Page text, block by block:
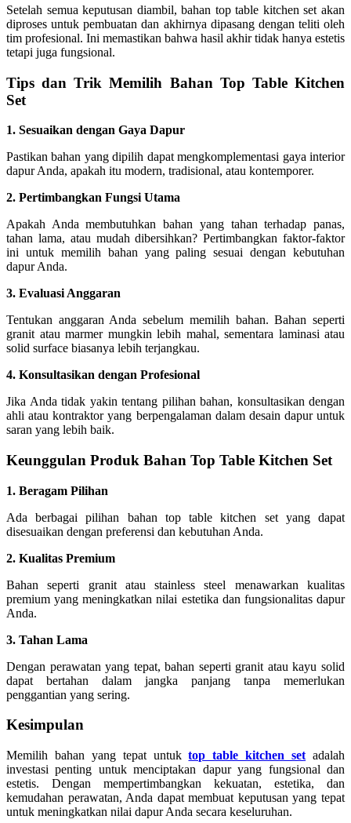
Setelah semua keputusan diambil, bahan top table kitchen set akan
diproses untuk pembuatan dan akhirnya dipasang dengan teliti oleh
tim profesional. Ini memastikan bahwa hasil akhir tidak hanya estetis
tetapi juga fungsional.
Tips dan Trik Memilih Bahan Top Table Kitchen
Set
1. Sesuaikan dengan Gaya Dapur
Pastikan bahan yang dipilih dapat mengkomplementasi gaya interior
dapur Anda, apakah itu modern, tradisional, atau kontemporer.
2. Pertimbangkan Fungsi Utama
Apakah Anda membutuhkan bahan yang tahan terhadap panas,
tahan lama, atau mudah dibersihkan? Pertimbangkan faktor-faktor
ini untuk memilih bahan yang paling sesuai dengan kebutuhan
dapur Anda.
3. Evaluasi Anggaran
Tentukan anggaran Anda sebelum memilih bahan. Bahan seperti
granit atau marmer mungkin lebih mahal, sementara laminasi atau
solid surface biasanya lebih terjangkau.
4. Konsultasikan dengan Profesional
Jika Anda tidak yakin tentang pilihan bahan, konsultasikan dengan
ahli atau kontraktor yang berpengalaman dalam desain dapur untuk
saran yang lebih baik.
Keunggulan Produk Bahan Top Table Kitchen Set
1. Beragam Pilihan
Ada berbagai pilihan bahan top table kitchen set yang dapat
disesuaikan dengan preferensi dan kebutuhan Anda.
2. Kualitas Premium
Bahan seperti granit atau stainless steel menawarkan kualitas
premium yang meningkatkan nilai estetika dan fungsionalitas dapur
Anda.
3. Tahan Lama
Dengan perawatan yang tepat, bahan seperti granit atau kayu solid
dapat bertahan dalam jangka panjang tanpa memerlukan
penggantian yang sering.
Kesimpulan
Memilih bahan yang tepat untuktop table kitchen set adalah
investasi penting untuk menciptakan dapur yang fungsional dan
estetis. Dengan mempertimbangkan kekuatan, estetika, dan
kemudahan perawatan, Anda dapat membuat keputusan yang tepat
untuk meningkatkan nilai dapur Anda secara keseluruhan.